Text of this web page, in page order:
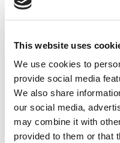
This website uses
We use cookies to
provide social media
We also share
our social media,
may combine it with
provided to them or that
Divisor
€
Cómo